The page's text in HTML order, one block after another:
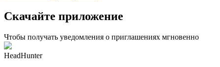
Скачайте приложение
Чтобы получать уведомления о приглашениях мгновенно
HeadHunter